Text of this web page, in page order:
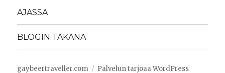
AJASSA
BLOGIN TAKANA
gaybeertraveller.com Palvelun tarjoaa WordPress